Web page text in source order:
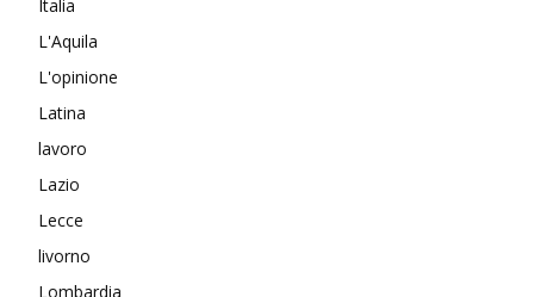
Italia
L'Aquila
L'opinione
Latina
lavoro
Lazio
Lecce
livorno
Lombardia